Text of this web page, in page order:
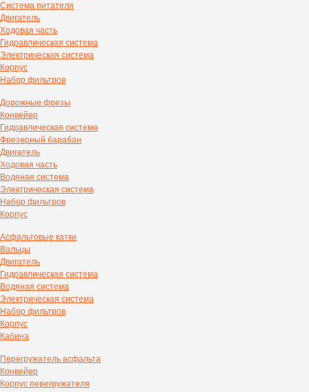
Система питателя
Двигатель
Ходовая часть
Гидравлическая система
Электрическая система
Корпус
Набор фильтров
Дорожные фрезы
Конвейер
Гидравлическая система
Фрезерный барабан
Двигатель
Ходовая часть
Водяная система
Электрическая система
Набор фильтров
Корпус
Асфальтовые катки
Вальцы
Двигатель
Гидравлическая система
Водяная система
Электрическая система
Набор фильтров
Корпус
Кабина
Перегружатель асфальта
Конвейер
Корпус перегружателя